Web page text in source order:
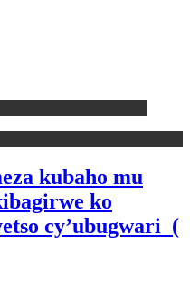
kubaho mu
ko
cy’ubugwari (